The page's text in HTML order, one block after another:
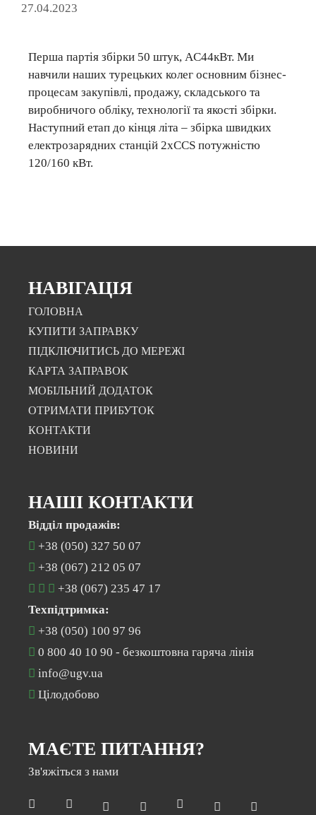
27.04.2023
Перша партія збірки 50 штук, AC44кВт. Ми
навчили наших турецьких колег основним бізнес-
процесам закупівлі, продажу, складського та
виробничого обліку, технології та якості збірки.
Наступний етап до кінця літа – збірка швидких
електрозарядних станцій 2xCCS потужністю
120/160 кВт.
НАВІГАЦІЯ
ГОЛОВНА
КУПИТИ ЗАПРАВКУ
ПІДКЛЮЧИТИСЬ ДО МЕРЕЖІ
КАРТА ЗАПРАВОК
МОБІЛЬНИЙ ДОДАТОК
ОТРИМАТИ ПРИБУТОК
КОНТАКТИ
НОВИНИ
НАШІ КОНТАКТИ
Відділ продажів:
+38 (050) 327 50 07
+38 (067) 212 05 07
+38 (067) 235 47 17
Техпідтримка:
+38 (050) 100 97 96
0 800 40 10 90 - безкоштовна гаряча лінія
info@ugv.ua
Цілодобово
МАЄТЕ ПИТАННЯ?
Зв'яжіться з нами